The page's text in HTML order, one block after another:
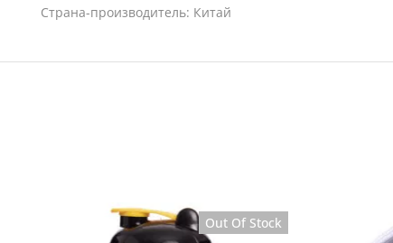
Страна-производитель: Китай
Out Of Stock